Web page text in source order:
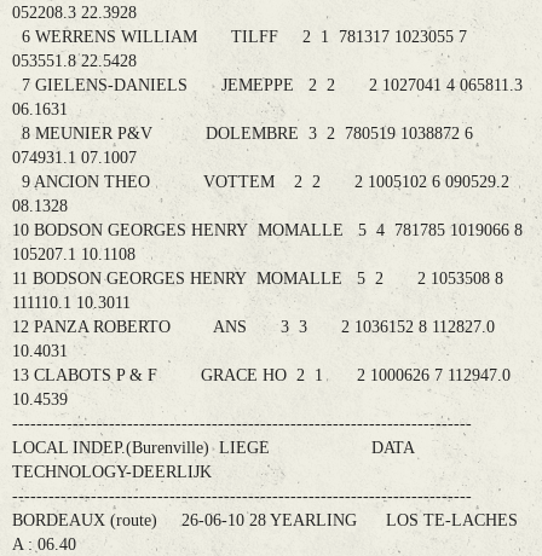
052208.3 22.3928
6 WERRENS WILLIAM TILFF 2 1 781317 1023055 7
053551.8 22.5428
7 GIELENS-DANIELS JEMEPPE 2 2 2 1027041 4 065811.3
06.1631
8 MEUNIER P&V DOLEMBRE 3 2 780519 1038872 6
074931.1 07.1007
9 ANCION THEO VOTTEM 2 2 2 1005102 6 090529.2
08.1328
10 BODSON GEORGES HENRY MOMALLE 5 4 781785 1019066 8
105207.1 10.1108
11 BODSON GEORGES HENRY MOMALLE 5 2 2 1053508 8
111110.1 10.3011
12 PANZA ROBERTO ANS 3 3 2 1036152 8 112827.0
10.4031
13 CLABOTS P & F GRACE HO 2 1 2 1000626 7 112947.0
10.4539
----------------------------------------------------------------------------
LOCAL INDEP.(Burenville) LIEGE DATA
TECHNOLOGY-DEERLIJK
----------------------------------------------------------------------------
BORDEAUX (route) 26-06-10 28 YEARLING LOS TE-LACHES
A : 06.40